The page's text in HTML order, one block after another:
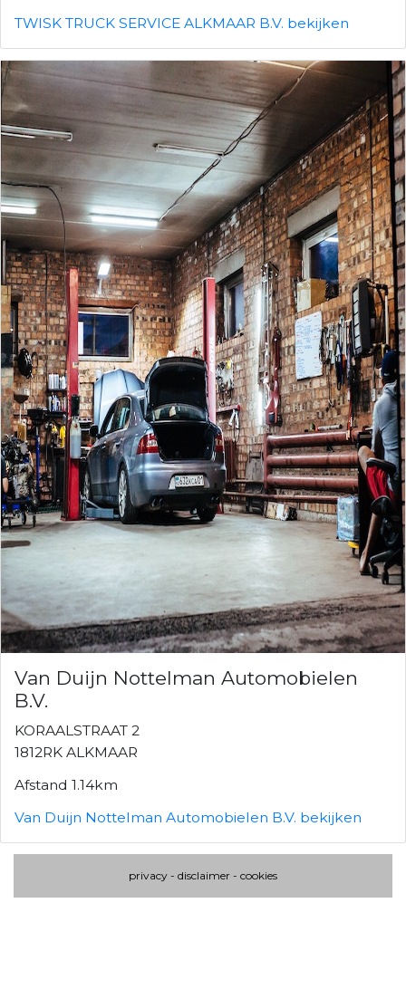
TWISK TRUCK SERVICE ALKMAAR B.V. bekijken
Van Duijn Nottelman Automobielen
B.V.
KORAALSTRAAT 2
1812RK ALKMAAR
Afstand 1.14km
Van Duijn Nottelman Automobielen B.V. bekijken
privacy - disclaimer - cookies